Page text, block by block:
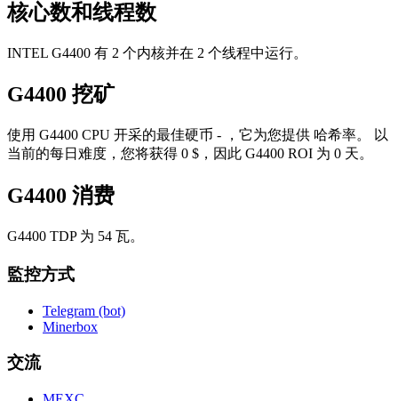
核心数和线程数
INTEL G4400 有 2 个内核并在 2 个线程中运行。
G4400 挖矿
使用 G4400 CPU 开采的最佳硬币 - ，它为您提供 哈希率。 以
当前的每日难度，您将获得 0 $，因此 G4400 ROI 为 0 天。
G4400 消费
G4400 TDP 为 54 瓦。
監控方式
Telegram (bot)
Minerbox
交流